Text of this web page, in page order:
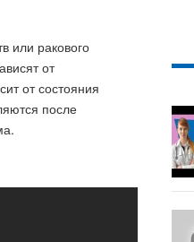
или ракового
от
от состояния
после